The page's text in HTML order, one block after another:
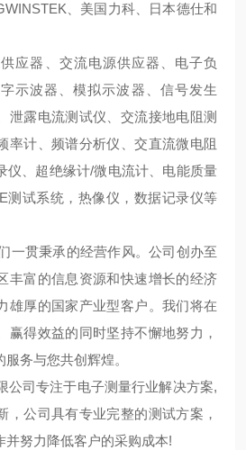
、美国力科、日本德仕和
应器、交流电源供应器、电子负
示波器、模拟示波器、信号发生
泄露电流测试仪、交流接地电阻测
率计、频谱分析仪、交直流微电阻
仪、超绝缘计/微电流计、电能质量
测试系统，热像仪，数据记录仪等
一贯秉承的经营作风。公司创办至
丰富的信息资源和快速增长的经济
雄厚的国家产业型客户。我们将在
赢得效益的同时坚持不懈地努力，
务与您共创辉煌。
司专注于电子测量行业解决方案,
，公司具有专业完整的测试方案，
并努力降低客户的采购成本!